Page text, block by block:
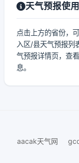
天气预报使
点击上方的省份，
入区/县天气预报列
气预报详情页，查
息。
aacak天气网